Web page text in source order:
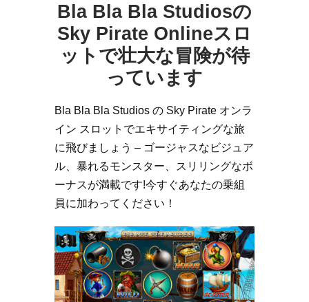
Bla Bla Bla Studiosの
Sky Pirate Onlineスロ
ットで壮大な冒険が待
っています
Bla Bla Bla Studios の Sky Pirate オンラ
イン スロットでエキサイティングな旅
に飛びましょう – ゴージャスなビジュア
ル、暴れるモンスター、スリリングなボ
ーナスが満載です!今すぐあなたの乗組
員に加わってください！